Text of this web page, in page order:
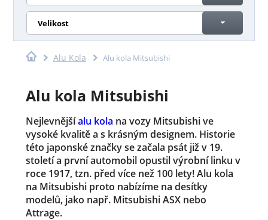
Velikost
Alu Kola Alu kola Mitsubishi
Alu kola Mitsubishi
Nejlevnějšíalu kola na vozy Mitsubishi ve
vysoké kvalitě a s krásným designem. Historie
této japonské značky se začala psát již v 19.
století a první automobil opustil výrobní linku v
roce 1917, tzn. před více než 100 lety! Alu kola
na Mitsubishi proto nabízíme na desítky
modelů, jako např. Mitsubishi ASX nebo
Attrage.